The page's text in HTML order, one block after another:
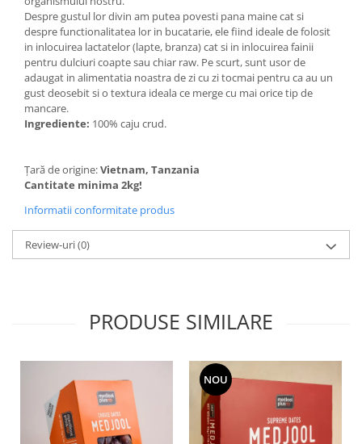
Despre gustul lor divin am putea povesti pana maine cat si
despre functionalitatea lor in bucatarie, ele fiind ideale de folosit
in inlocuirea lactatelor (lapte, branza) cat si in inlocuirea fainii
pentru dulciuri coapte sau chiar raw. Pe scurt, sunt usor de
adaugat in alimentatia noastra de zi cu zi tocmai pentru ca au un
gust deosebit si o textura ideala ce merge cu mai orice tip de
mancare.
Ingrediente: 100% caju crud.
Țară de origine:Vietnam, Tanzania
Cantitate minima 2kg!
Informatii conformitate produs
Review-uri(0)
PRODUSE SIMILARE
NOU